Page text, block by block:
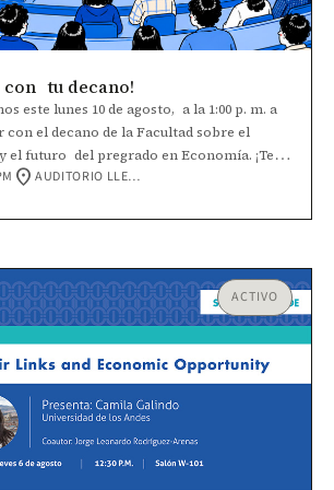
con tu decano!
este lunes 10 de agosto, a la 1:00 p. m. a
con el decano de la Facultad sobre el
el futuro del pregrado en Economía. ¡Te
location_on AUDITORIO LLERAS
ACTIVO